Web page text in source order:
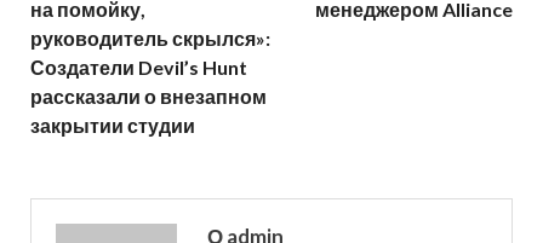
на помойку,
руководитель скрылся»:
Создатели Devil’s Hunt
рассказали о внезапном
закрытии студии
менеджером Alliance
О admin